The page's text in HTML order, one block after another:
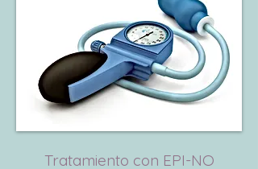
Tratamiento con EPI-NO